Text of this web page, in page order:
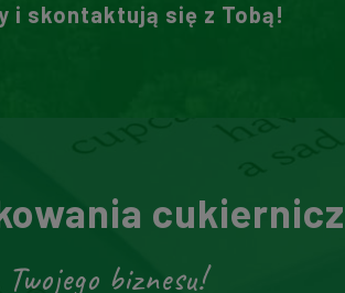
i skontaktują się z Tobą!
biznesu!